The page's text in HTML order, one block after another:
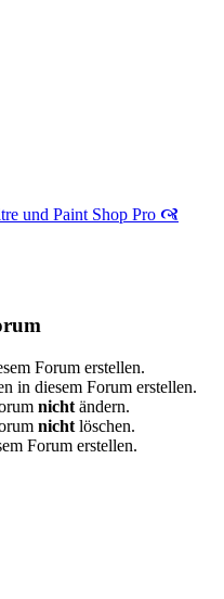
und Paint Shop Pro 🙧
Forum erstellen.
in diesem Forum erstellen.
nicht ändern.
nicht löschen.
Forum erstellen.